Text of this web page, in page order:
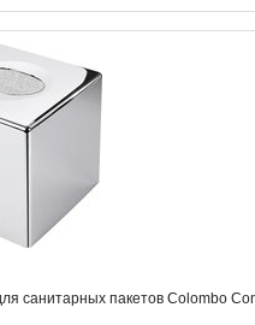
санитарных пакетов Colombo